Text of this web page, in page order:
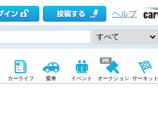
ヘルプ
カーライフ 愛車 イベント オークション サーキット